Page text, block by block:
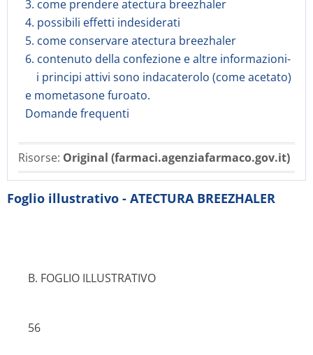
3. come prendere atectura breezhaler
4. possibili effetti indesiderati
5. come conservare atectura breezhaler
6. contenuto della confezione e altre informazioni-
i principi attivi sono indacaterolo (come acetato)
e mometasone furoato.
Domande frequenti
Risorse: Original (farmaci.agenziafarmaco.gov.it)
Foglio illustrativo - ATECTURA BREEZHALER
B. FOGLIO ILLUSTRATIVO
56